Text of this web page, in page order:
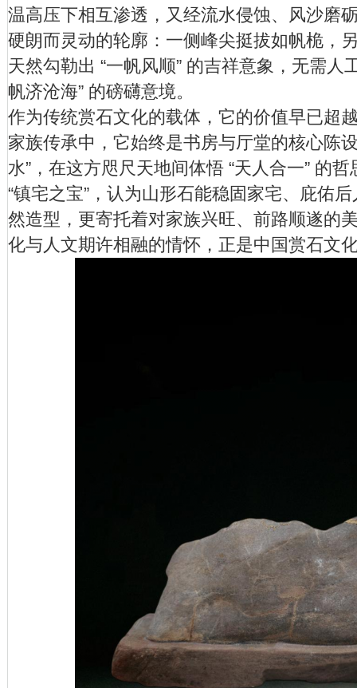
温高压下相互渗透，又经流水侵蚀、风沙磨
硬朗而灵动的轮廓：一侧峰尖挺拔如帆桅，
天然勾勒出 “一帆风顺” 的吉祥意象，无需人
帆济沧海” 的磅礴意境。
作为传统赏石文化的载体，它的价值早已超
家族传承中，它始终是书房与厅堂的核心陈
水”，在这方咫尺天地间体悟 “天人合一” 的
“镇宅之宝”，认为山形石能稳固家宅、庇佑后
然造型，更寄托着对家族兴旺、前路顺遂的
化与人文期许相融的情怀，正是中国赏石文